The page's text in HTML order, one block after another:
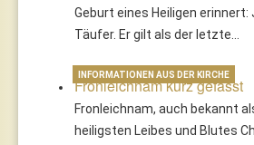
Geburt eines Heiligen erinnert:
Täufer. Er gilt als der letzte…
Fronleichnam kurz gefasst
Fronleichnam, auch bekannt
heiligsten Leibes und Blutes
INFORMATIONEN AUS DER KIRCHE